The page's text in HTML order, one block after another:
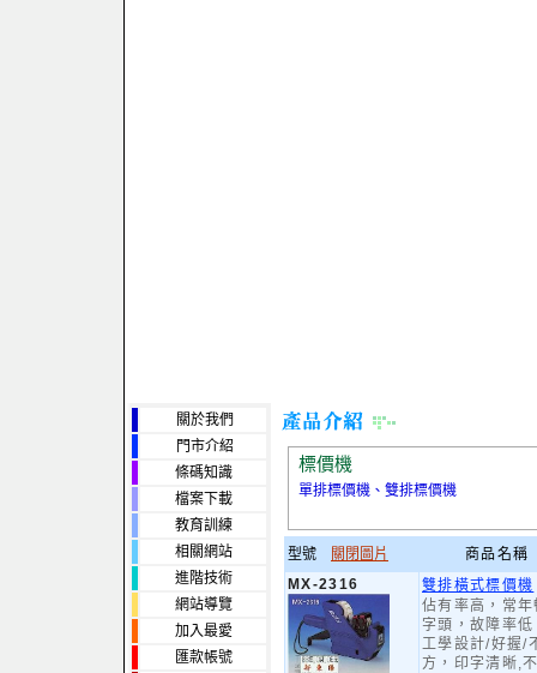
關於我們
門市介紹
條碼知識
檔案下載
教育訓練
相關網站
進階技術
網站導覽
加入最愛
匯款帳號
標價機
單排標價機、雙排標價機
型號 關閉圖片
商品名稱
MX-2316
雙排橫式標價機
佔有率高，常
字頭，故障率
工學設計/好握/
方，印字清晰,